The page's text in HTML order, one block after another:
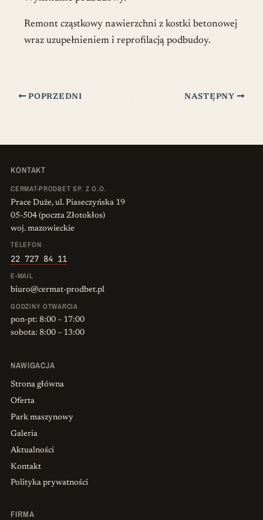
Remont cząstkowy nawierzchni z kostki betonowej
wraz uzupełnieniem i reprofilacją podbudoy.
POPRZEDNI NASTĘPNY
KONTAKT
CERMAT-PRODBET SP. Z O.O.
Prace Duże, ul. Piaseczyńska 19
05-504 (poczta Złotokłos)
woj. mazowieckie
TELEFON
22 727 84 11
E-MAIL
biuro@cermat-prodbet.pl
GODZINY OTWARCIA
pon-pt: 8:00 – 17:00
sobota: 8:00 – 13:00
NAWIGACJA
Strona główna
Oferta
Park maszynowy
Galeria
Aktualności
Kontakt
Polityka prywatności
FIRMA